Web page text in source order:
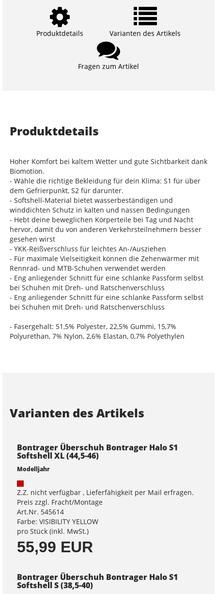
Produktdetails Varianten des Artikels
Fragen zum Artikel
Produktdetails
Hoher Komfort bei kaltem Wetter und gute Sichtbarkeit dank
Biomotion.
- Wähle die richtige Bekleidung für dein Klima: S1 für über
dem Gefrierpunkt, S2 für darunter.
- Softshell-Material bietet wasserbeständigen und
winddichten Schutz in kalten und nassen Bedingungen
- Hebt deine beweglichen Körperteile bei Tag und Nacht
hervor, damit du von anderen Verkehrsteilnehmern besser
gesehen wirst
- YKK-Reißverschluss für leichtes An-/Ausziehen
- Für maximale Vielseitigkeit können die Zehenwärmer mit
Rennrad- und MTB-Schuhen verwendet werden
- Eng anliegender Schnitt für eine schlanke Passform selbst
bei Schuhen mit Dreh- und Ratschenverschluss
- Eng anliegender Schnitt für eine schlanke Passform selbst
bei Schuhen mit Dreh- und Ratschenverschluss
- Fasergehalt: 51,5% Polyester, 22,5% Gummi, 15,7%
Polyurethan, 7% Nylon, 2,6% Elastan, 0,7% Polyethylen
Varianten des Artikels
Bontrager Überschuh Bontrager Halo S1
Softshell XL (44,5-46)
Modelljahr
Z.Z. nicht verfügbar , Lieferfähigkeit per Mail erfragen.
Preis zzgl. Fracht/Montage
Art.Nr. 545614
Farbe: VISIBILITY YELLOW
pro Stück (inkl. MwSt.)
55,99 EUR
Bontrager Überschuh Bontrager Halo S1
Softshell S (38,5-40)